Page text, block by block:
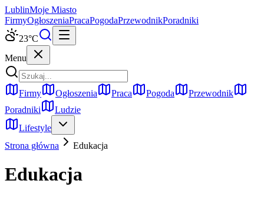
LublinMoje Miasto
FirmyOgłoszeniaPracaPogodaPrzewodnikPoradniki
23°C
Menu
Firmy Ogłoszenia Praca Pogoda
Przewodnik
Poradniki
Ludzie
Lifestyle
Strona główna
Edukacja
Edukacja